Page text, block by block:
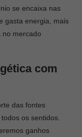
se encaixa nas
gasta energia, mais
no mercado
com
das fontes
os sentidos.
ganhos